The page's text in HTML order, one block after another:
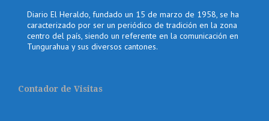
Diario El Heraldo, fundado un 15 de marzo de 1958, se ha
caracterizado por ser un periódico de tradición en la zona
centro del país, siendo un referente en la comunicación en
Tungurahua y sus diversos cantones.
Contador de Visitas